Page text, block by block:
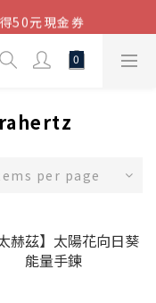
免運
50元現金券
免運
per page